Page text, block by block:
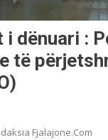
i dënuari :
të
Fjalajone.com